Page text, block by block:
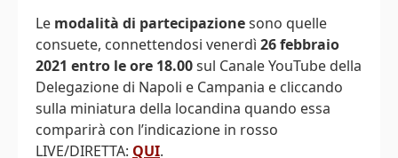
Le modalità di partecipazionesono quelle
consuete, connettendosi venerdì 26 febbraio
2021 entro le ore 18.00sul Canale YouTube della
Delegazione di Napoli e Campania e cliccando
sulla miniatura della locandina quando essa
comparirà con l’indicazione in rosso
LIVE/DIRETTA: QUI.